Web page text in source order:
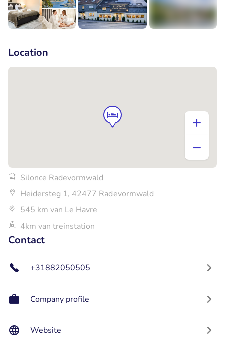
Location
Silonce Radevormwald
Heidersteg 1, 42477 Radevormwald
545 km van Le Havre
4km van treinstation
Contact
+31882050505
Company profile
Website